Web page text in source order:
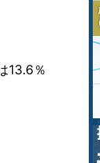
13.6％